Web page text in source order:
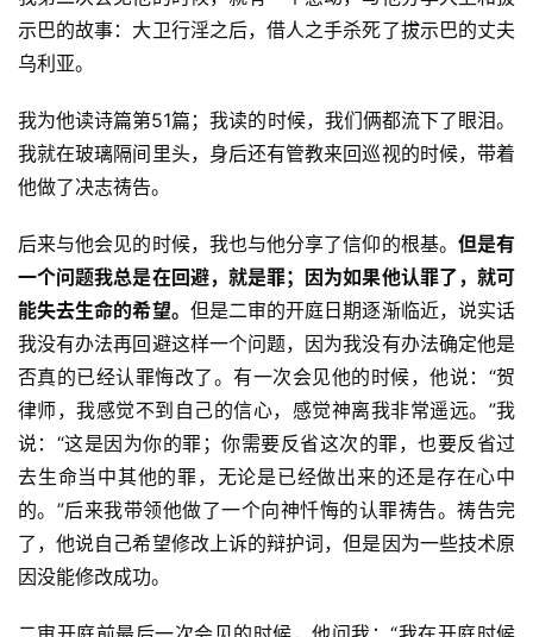
示巴的故事：大卫行淫之后，借人之手杀死了拔示巴的丈夫
乌利亚。
我为他读诗篇第51篇；我读的时候，我们俩都流下了眼泪。
我就在玻璃隔间里头，身后还有管教来回巡视的时候，带着
他做了决志祷告。
后来与他会见的时候，我也与他分享了信仰的根基。 但是有
一个问题我总是在回避，就是罪；因为如果他认罪了，就可
能失去生命的希望。 但是二审的开庭日期逐渐临近，说实话
我没有办法再回避这样一个问题，因为我没有办法确定他是
否真的已经认罪悔改了。有一次会见他的时候，他说：“贺
律师，我感觉不到自己的信心，感觉神离我非常遥远。”我
说：“这是因为你的罪；你需要反省这次的罪，也要反省过
去生命当中其他的罪，无论是已经做出来的还是存在心中
的。”后来我带领他做了一个向神忏悔的认罪祷告。祷告完
了，他说自己希望修改上诉的辩护词，但是因为一些技术原
因没能修改成功。